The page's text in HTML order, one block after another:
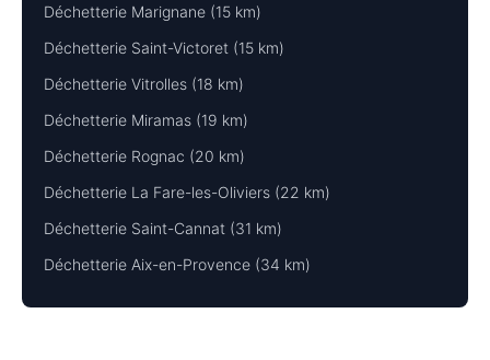
Déchetterie Marignane (15 km)
Déchetterie Saint-Victoret (15 km)
Déchetterie Vitrolles (18 km)
Déchetterie Miramas (19 km)
Déchetterie Rognac (20 km)
Déchetterie La Fare-les-Oliviers (22 km)
Déchetterie Saint-Cannat (31 km)
Déchetterie Aix-en-Provence (34 km)